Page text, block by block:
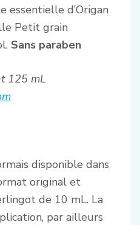
essentielle d’Origan
Petit grain
Sans paraben
125 mL
disponible dans
original et
de 10 mL. La
par ailleurs